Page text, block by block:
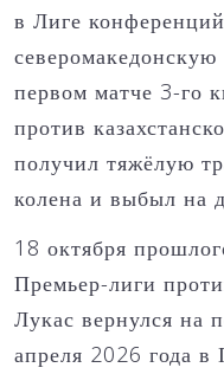
в Лиге
первом матче 3-го
против
получил тяжёлую
колена и выбыл на
18 октября
Премьер-лиги
Лукас вернулся на
апреля 2026 года